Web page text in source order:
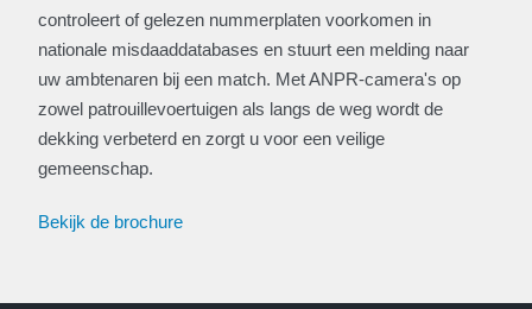
controleert of gelezen nummerplaten voorkomen in
nationale misdaaddatabases en stuurt een melding naar
uw ambtenaren bij een match. Met ANPR-camera's op
zowel patrouillevoertuigen als langs de weg wordt de
dekking verbeterd en zorgt u voor een veilige
gemeenschap.
Bekijk de brochure